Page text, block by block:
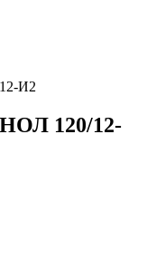
И2
120/12-